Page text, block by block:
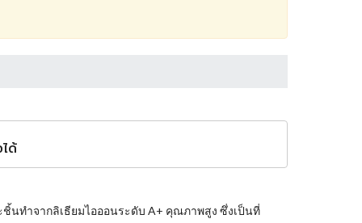
ด้
ชิ้นทำจากลิเธียมไอออนระดับ A+ คุณภาพสูง ซึ่งเป็นที่